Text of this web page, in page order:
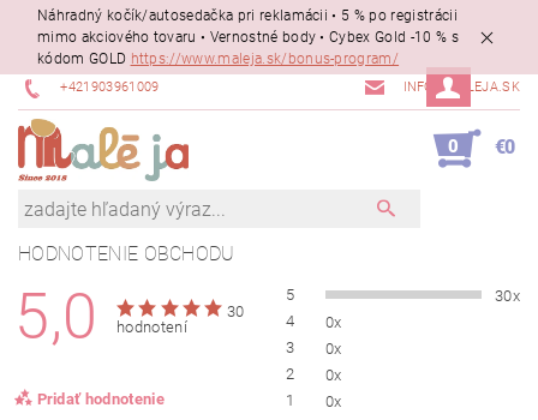
Náhradný kočík/autosedačka pri reklamácii • 5 % po registrácii
mimo akciového tovaru • Vernostné body • Cybex Gold -10 % s
kódom GOLD https://www.maleja.sk/bonus-program/
+421903961009 INFO@MALEJA.SK
0 €0
HODNOTENIE OBCHODU
5,0
30
hodnotení
Pridať hodnotenie
5
30x
4
0x
3
0x
2
0x
1
0x